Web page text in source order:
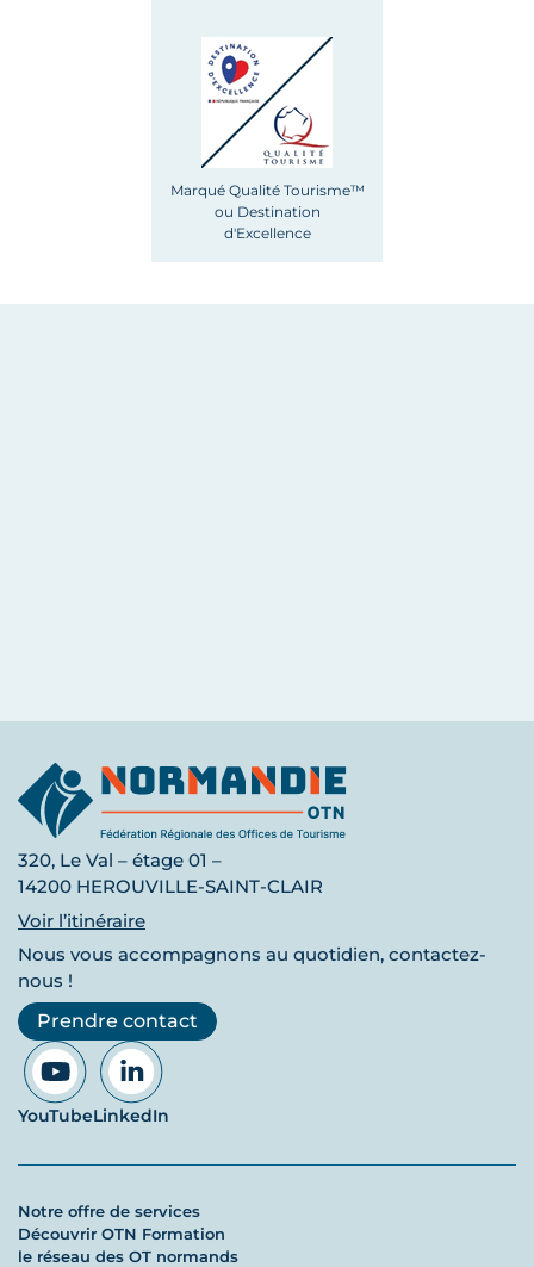
Marqué Qualité Tourisme™
ou Destination
d'Excellence
320, Le Val – étage 01 –
14200 HEROUVILLE-SAINT-CLAIR
Voir l’itinéraire
Nous vous accompagnons au quotidien, contactez-
nous !
Prendre contact
YouTubeLinkedIn
Notre offre de services
Découvrir OTN Formation
le réseau des OT normands